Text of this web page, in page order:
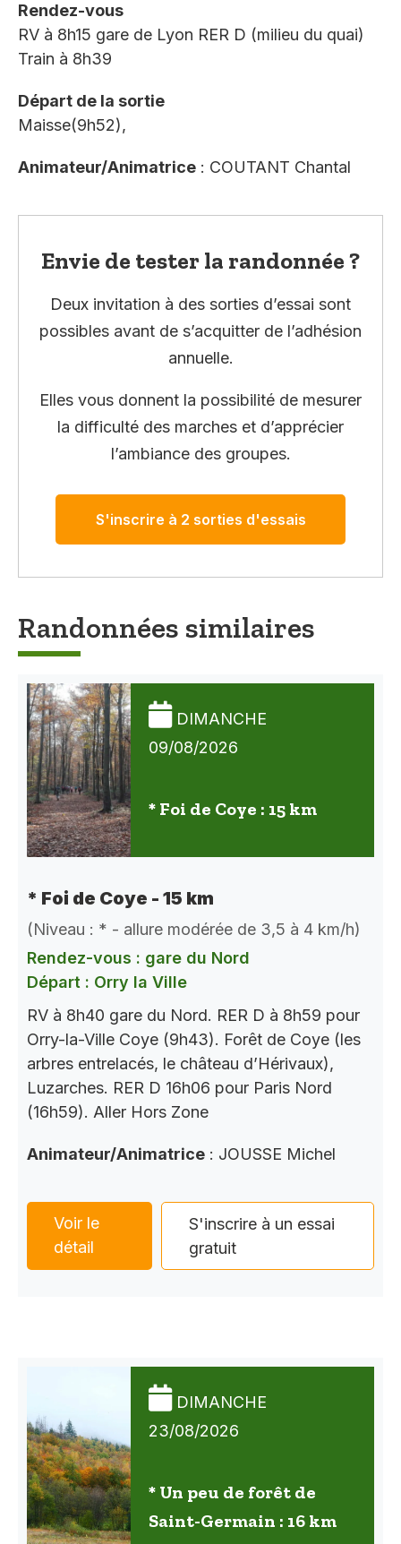
Rendez-vous
RV à 8h15 gare de Lyon RER D (milieu du quai)
Train à 8h39
Départ de la sortie
Maisse(9h52),
Animateur/Animatrice : COUTANT Chantal
Envie de tester la randonnée ?
Deux invitation à des sorties d’essai sont
possibles avant de s’acquitter de l’adhésion
annuelle.
Elles vous donnent la possibilité de mesurer
la difficulté des marches et d’apprécier
l’ambiance des groupes.
S'inscrire à 2 sorties d'essais
Randonnées similaires
DIMANCHE
09/08/2026
* Foi de Coye : 15 km
* Foi de Coye - 15 km
(Niveau : * - allure modérée de 3,5 à 4 km/h)
Rendez-vous : gare du Nord
Départ : Orry la Ville
RV à 8h40 gare du Nord. RER D à 8h59 pour
Orry-la-Ville Coye (9h43). Forêt de Coye (les
arbres entrelacés, le château d’Hérivaux),
Luzarches. RER D 16h06 pour Paris Nord
(16h59). Aller Hors Zone
Animateur/Animatrice : JOUSSE Michel
Voir le
détail
S'inscrire à un essai
gratuit
DIMANCHE
23/08/2026
* Un peu de forêt de
Saint-Germain : 16 km